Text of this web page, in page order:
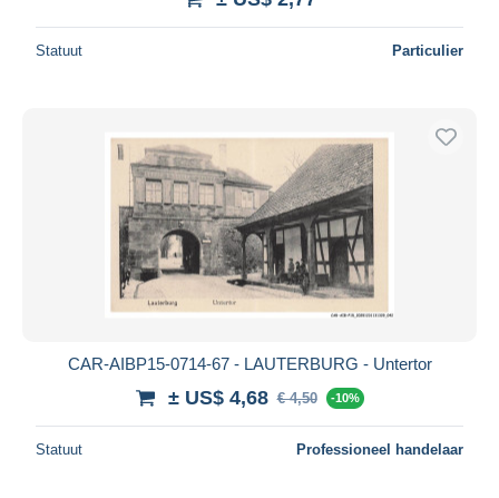
Statuut Particulier
CAR-AIBP15-0714-67 - LAUTERBURG - Untertor
± US$ 4,68 € 4,50 -10%
Statuut Professioneel handelaar